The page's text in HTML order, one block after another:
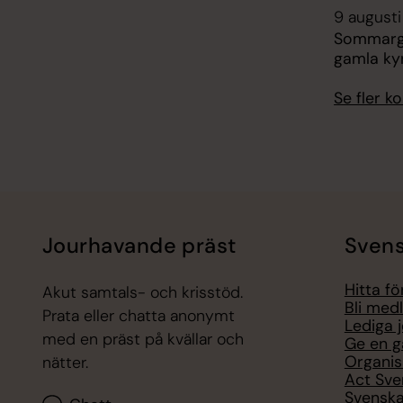
9 augusti
gamla
Se fler
Jourhavande präst
Akut samtals- och krisstöd.
Prata eller chatta anonymt
med en präst på kvällar och
nätter.
Hitta
Bli
Lediga
Ge en
Act